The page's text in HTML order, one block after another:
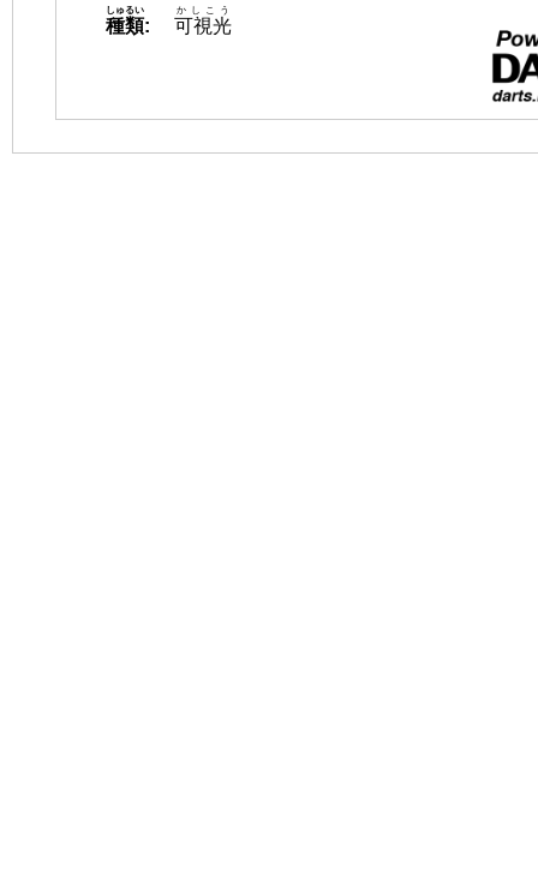
種類
しゅるい
: 可視光
かしこう